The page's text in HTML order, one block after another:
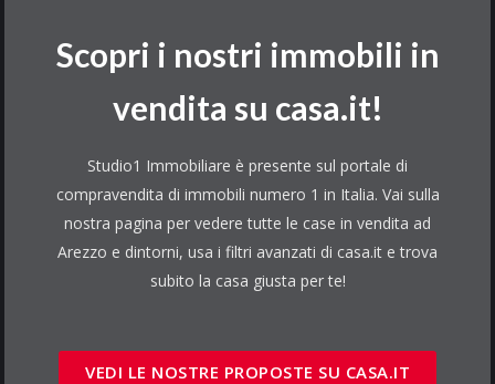
Scopri i nostri immobili in
vendita su casa.it!
Studio1 Immobiliare è presente sul portale di
compravendita di immobili numero 1 in Italia. Vai sulla
nostra pagina per vedere tutte le case in vendita ad
Arezzo e dintorni, usa i filtri avanzati di casa.it e trova
subito la casa giusta per te!
VEDI LE NOSTRE PROPOSTE SU CASA.IT